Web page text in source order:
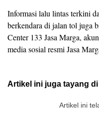
Informasi lalu lintas terkini
berkendara di jalan tol juga
Center 133 Jasa Marga,
media sosial resmi Jasa
Artikel ini juga tayang di
Artikel ini